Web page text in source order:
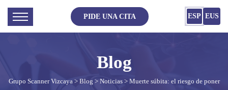
PIDE UNA CITA ESP EUS
Grupo Scanner Vizcaya> Blog > Noticias> Muerte súbita: el riesgo de poner